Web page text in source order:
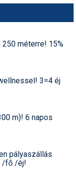
méterre! 15%
3=4 éj
m)! 6 napos
pályaszállás
/fő /éj!